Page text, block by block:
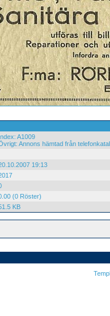
A1009
Annons hämtad från
19:13
(0 Röster)
KB